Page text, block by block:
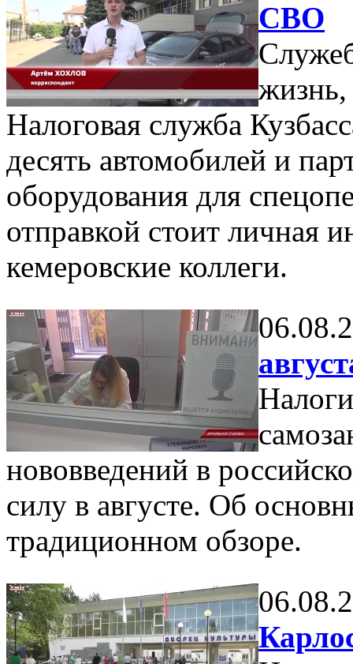
СВО
Налоговая служба
десять автомобилей и
оборудования для
отправкой стоит личная
кемеровские коллеги.
нововведений в
силу в августе. Об
традиционном обзоре.